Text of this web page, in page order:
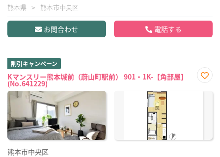
熊本県 熊本市中央区
お問合わせ 電話する
割引キャンペーン
Kマンスリー熊本城前（蔚山町駅前） 901・1K-【角部屋】
(No.641229)
に入
熊本市中央区